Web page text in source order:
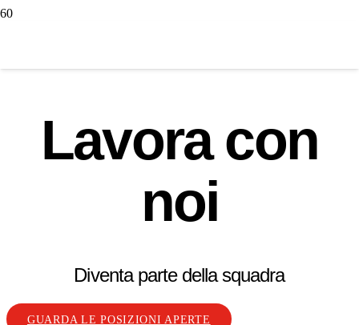
Lavora con
noi
Diventa parte della squadra
GUARDA LE POSIZIONI APERTE